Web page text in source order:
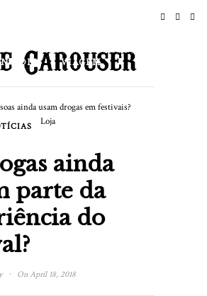
ROLL VIAGEM
Loja
ainda
parte da
do
· On April 18, 2018